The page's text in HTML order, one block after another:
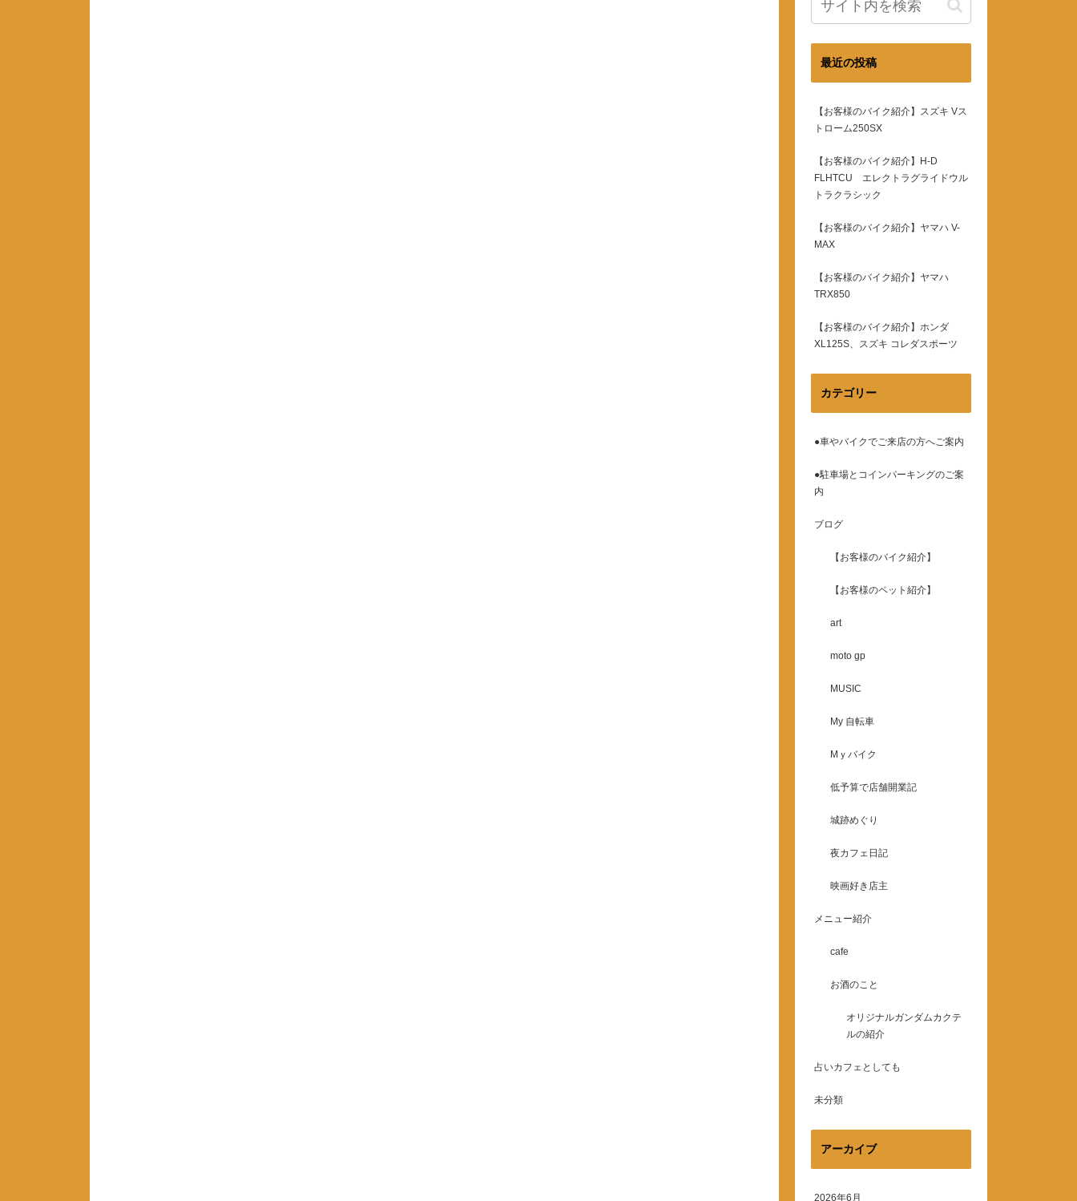
最近の投稿
【お客様のバイク紹介】スズキ Vス
トローム250SX
【お客様のバイク紹介】H-D
FLHTCU エレクトラグライドウル
トラクラシック
【お客様のバイク紹介】ヤマハ V-
MAX
【お客様のバイク紹介】ヤマハ
TRX850
【お客様のバイク紹介】ホンダ
XL125S、スズキ コレダスポーツ
カテゴリー
●車やバイクでご来店の方へご案内
●駐車場とコインパーキングのご案
内
ブログ
【お客様のバイク紹介】
【お客様のペット紹介】
art
moto gp
MUSIC
My 自転車
Mｙバイク
低予算で店舗開業記
城跡めぐり
夜カフェ日記
映画好き店主
メニュー紹介
cafe
お酒のこと
オリジナルガンダムカクテ
ルの紹介
占いカフェとしても
未分類
アーカイブ
2026年6月